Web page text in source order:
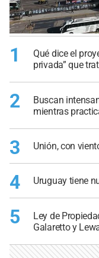
1
Qué dice el
privada” que
2
Buscan
mientras
3 Unión, con
4 Uruguay tiene
5
Ley de
Galaretto y